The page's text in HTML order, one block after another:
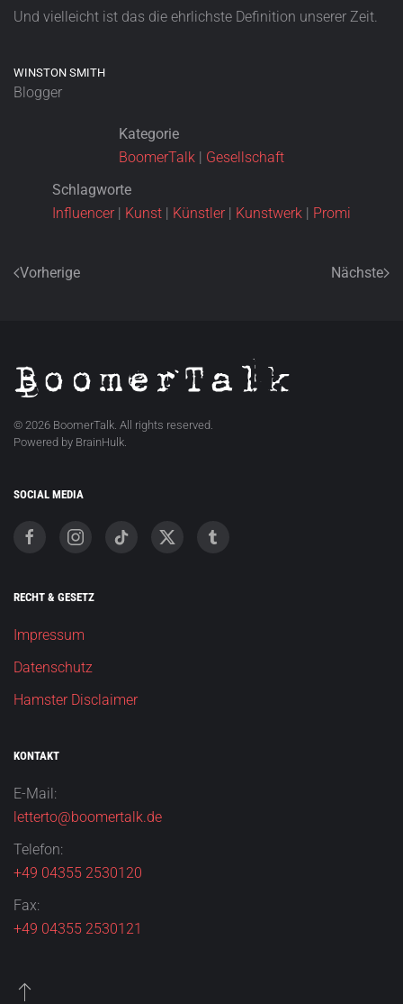
Und vielleicht ist das die ehrlichste Definition unserer Zeit.
WINSTON SMITH
Blogger
Kategorie
BoomerTalk | Gesellschaft
Schlagworte
Influencer| Kunst | Künstler| Kunstwerk | Promi
Vorherige Nächste
© 2026 BoomerTalk. All rights reserved.
Powered by BrainHulk.
SOCIAL MEDIA
RECHT & GESETZ
Impressum
Datenschutz
Hamster Disclaimer
KONTAKT
E-Mail:
letterto@boomertalk.de
Telefon:
+49 04355 2530120
Fax:
+49 04355 2530121